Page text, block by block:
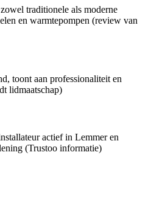
traditionele als moderne
en warmtepompen (review van
toont aan professionaliteit en
lidmaatschap)
actief in Lemmer en
(Trustoo informatie)